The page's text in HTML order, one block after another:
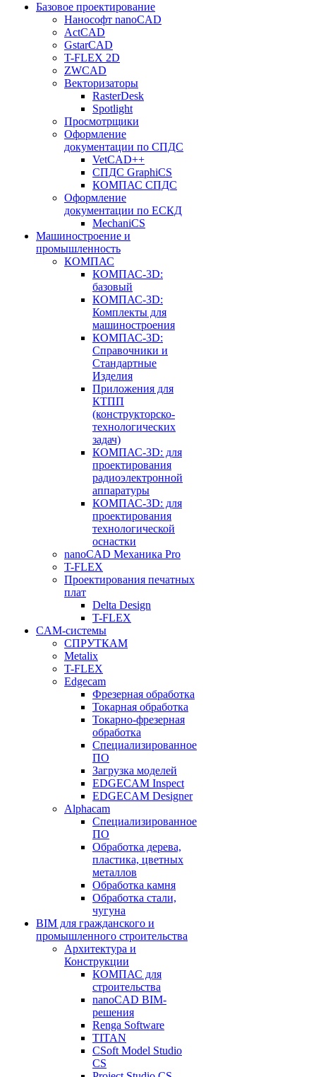
Базовое проектирование
Нанософт nanoCAD
ActCAD
GstarCAD
T-FLEX 2D
ZWCAD
Векторизаторы
RasterDesk
Spotlight
Просмотрщики
Оформление
документации по СПДС
VetCAD++
СПДС GraphiCS
КОМПАС СПДС
Оформление
документации по ЕСКД
MechaniCS
Машиностроение и
промышленность
КОМПАС
КОМПАС-3D:
базовый
КОМПАС-3D:
Комплекты для
машиностроения
КОМПАС-3D:
Справочники и
Стандартные
Изделия
Приложения для
КТПП
(конструкторско-
технологических
задач)
КОМПАС-3D: для
проектирования
радиоэлектронной
аппаратуры
КОМПАС-3D: для
проектирования
технологической
оснастки
nanoCAD Механика Pro
T-FLEX
Проектирования печатных
плат
Delta Design
T-FLEX
CAM-системы
СПРУТКAM
Metalix
T-FLEX
Edgecam
Фрезерная обработка
Токарная обработка
Токарно-фрезерная
обработка
Специализированное
ПО
Загрузка моделей
EDGECAM Inspect
EDGECAM Designer
Alphacam
Специализированное
ПО
Обработка дерева,
пластика, цветных
металлов
Обработка камня
Обработка стали,
чугуна
BIM для гражданского и
промышленного строительства
Архитектура и
Конструкции
КОМПАС для
строительства
nanoCAD BIM-
решения
Renga Software
TITAN
CSoft Model Studio
CS